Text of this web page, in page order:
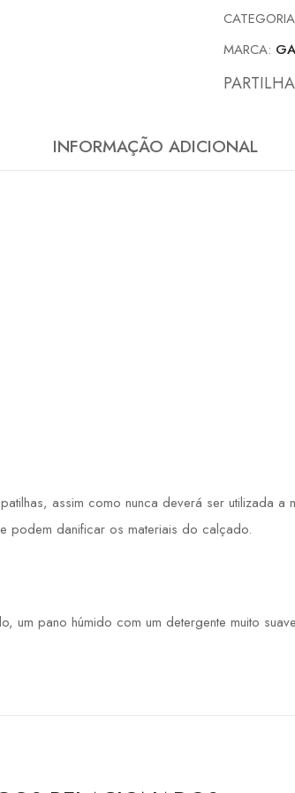
MARCA:
INFORMAÇÃO ADICIONAL
assim como nunca deverá ser utilizada
podem danificar os materiais do calçado.
pano húmido com um detergente muito